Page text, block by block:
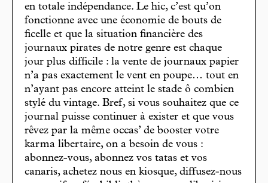
en totale indépendance. Le hic, c’est qu’on
fonctionne avec une économie de bouts de
ficelle et que la situation financière des
journaux pirates de notre genre est chaque
jour plus difficile : la vente de journaux papier
n’a pas exactement le vent en poupe… tout en
n’ayant pas encore atteint le stade ô combien
stylé du vintage. Bref, si vous souhaitez que ce
journal puisse continuer à exister et que vous
rêvez par la même occas’ de booster votre
karma libertaire, on a besoin de vous :
abonnez-vous, abonnez vos tatas et vos
canaris, achetez nous en kiosque, diffusez-nous